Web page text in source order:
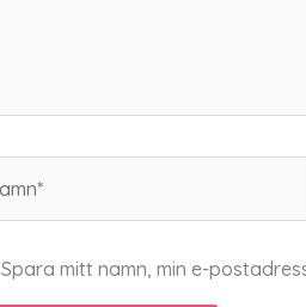
Spara mitt namn, min e-